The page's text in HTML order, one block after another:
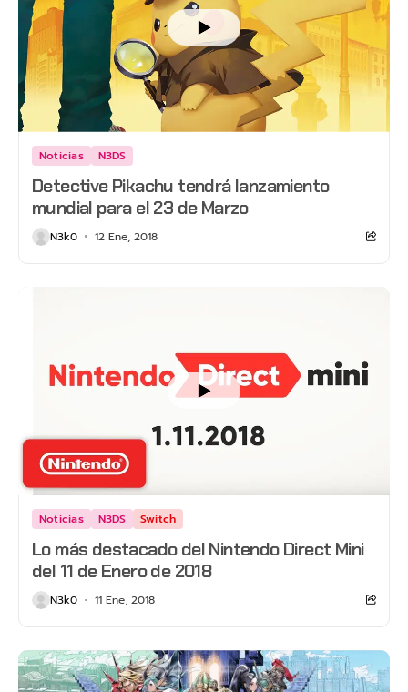
Noticias N3DS
Detective Pikachu tendrá lanzamiento
mundial para el 23 de Marzo
N3k0 12 Ene, 2018
Noticias N3DS Switch
Lo más destacado del Nintendo Direct Mini
del 11 de Enero de 2018
N3k0 11 Ene, 2018